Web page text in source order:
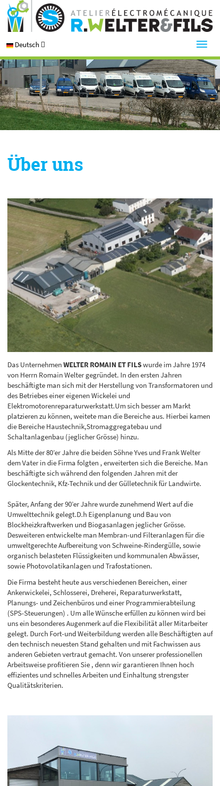
Deutsch
Über uns
Das Unternehmen WELTER ROMAIN ET FILSwurde im Jahre 1974
von Herrn Romain Welter gegründet. In den ersten Jahren
beschäftigte man sich mit der Herstellung von Transformatoren und
des Betriebes einer eigenen Wickelei und
Elektromotorenreparaturwerkstatt.Um sich besser am Markt
platzieren zu können, weitete man die Bereiche aus. Hierbei kamen
die Bereiche Haustechnik,Stromaggregatebau und
Schaltanlagenbau (jeglicher Grösse) hinzu.
Als Mitte der 80’er Jahre die beiden Söhne Yves und Frank Welter
dem Vater in die Firma folgten , erweiterten sich die Bereiche. Man
beschäftigte sich während den folgenden Jahren mit der
Glockentechnik, Kfz-Technik und der Gülletechnik für Landwirte.
Später, Anfang der 90’er Jahre wurde zunehmend Wert auf die
Umwelttechnik gelegt.D.h Eigenplanung und Bau von
Blockheizkraftwerken und Biogasanlagen jeglicher Grösse.
Desweiteren entwickelte man Membran-und Filteranlagen für die
umweltgerechte Aufbereitung von Schweine-Rindergülle, sowie
organisch belasteten Flüssigkeiten und kommunalen Abwässer,
sowie Photovolatikanlagen und Trafostationen.
Die Firma besteht heute aus verschiedenen Bereichen, einer
Ankerwickelei, Schlosserei, Dreherei, Reparaturwerkstatt,
Planungs- und Zeichenbüros und einer Programmierabteilung
(SPS-Steuerungen) . Um alle Wünsche erfüllen zu können wird bei
uns ein besonderes Augenmerk auf die Flexibilität aller Mitarbeiter
gelegt. Durch Fort-und Weiterbildung werden alle Beschäftigten auf
den technisch neuesten Stand gehalten und mit Fachwissen aus
anderen Gebieten vertraut gemacht. Von unserer professionellen
Arbeitsweise profitieren Sie , denn wir garantieren Ihnen hoch
effizientes und schnelles Arbeiten und Einhaltung strengster
Qualitätskriterien.